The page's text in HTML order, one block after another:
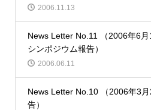
2006.11.13
News Letter No.11 （2006年6
シンポジウム報告）
2006.06.11
News Letter No.10 （2006年3
告）